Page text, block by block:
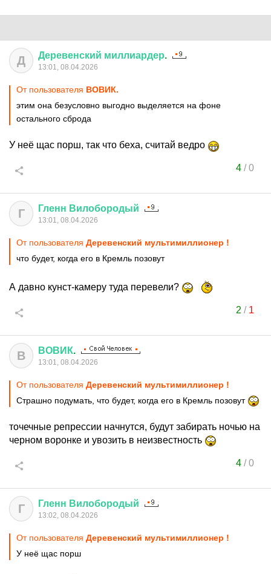
Д Деревенский миллиардер.
13:01, 08.04.2026
От пользователя ВОВИК.
этим она безусловно выгодно выделяется на фоне
остального сброда
У неё щас порш, так что беха, считай ведро
4/0
Г Гленн Вилобородый
13:01, 08.04.2026
От пользователя Деревенский мультимиллионер !
что будет, когда его в Кремль позовут
А давно кунст-камеру туда перевели?
2 / 1
В ВОВИК.
13:01, 08.04.2026
От пользователя Деревенский мультимиллионер !
Страшно подумать, что будет, когда его в Кремль позовут
точечные репрессии начнутся, будут забирать ночью на
черном воронке и увозить в неизвестность
4/0
Г Гленн Вилобородый
13:02, 08.04.2026
От пользователя Деревенский мультимиллионер !
У неё щас порш